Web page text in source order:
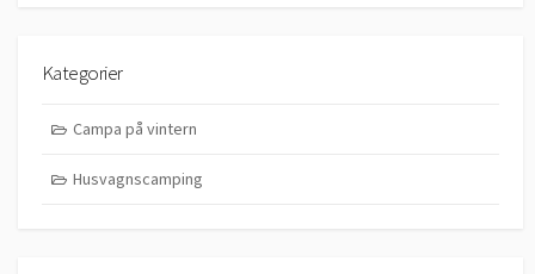
Kategorier
Campa på vintern
Husvagnscamping